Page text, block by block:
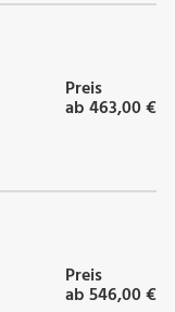
Preis
ab 463,00 €
Preis
ab 546,00 €